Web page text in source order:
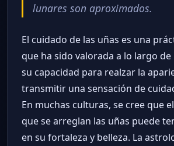
lunares son aproximados.
El cuidado de las uñas es una
que ha sido valorada a lo largo
su capacidad para realzar la
transmitir una sensación de
En muchas culturas, se cree que
que se arreglan las uñas puede
en su fortaleza y belleza. La